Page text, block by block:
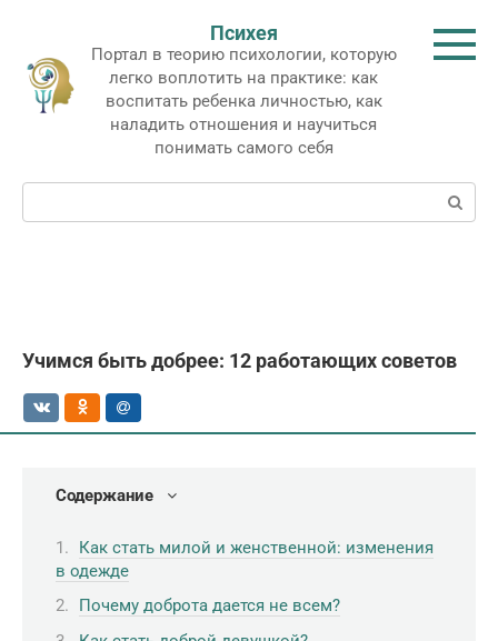
контенту
Психея
Портал в теорию психологии, которую
легко воплотить на практике: как
воспитать ребенка личностью, как
наладить отношения и научиться
понимать самого себя
Поиск:
Учимся быть добрее: 12 работающих советов
Содержание
Как стать милой и женственной: изменения
в одежде
Почему доброта дается не всем?